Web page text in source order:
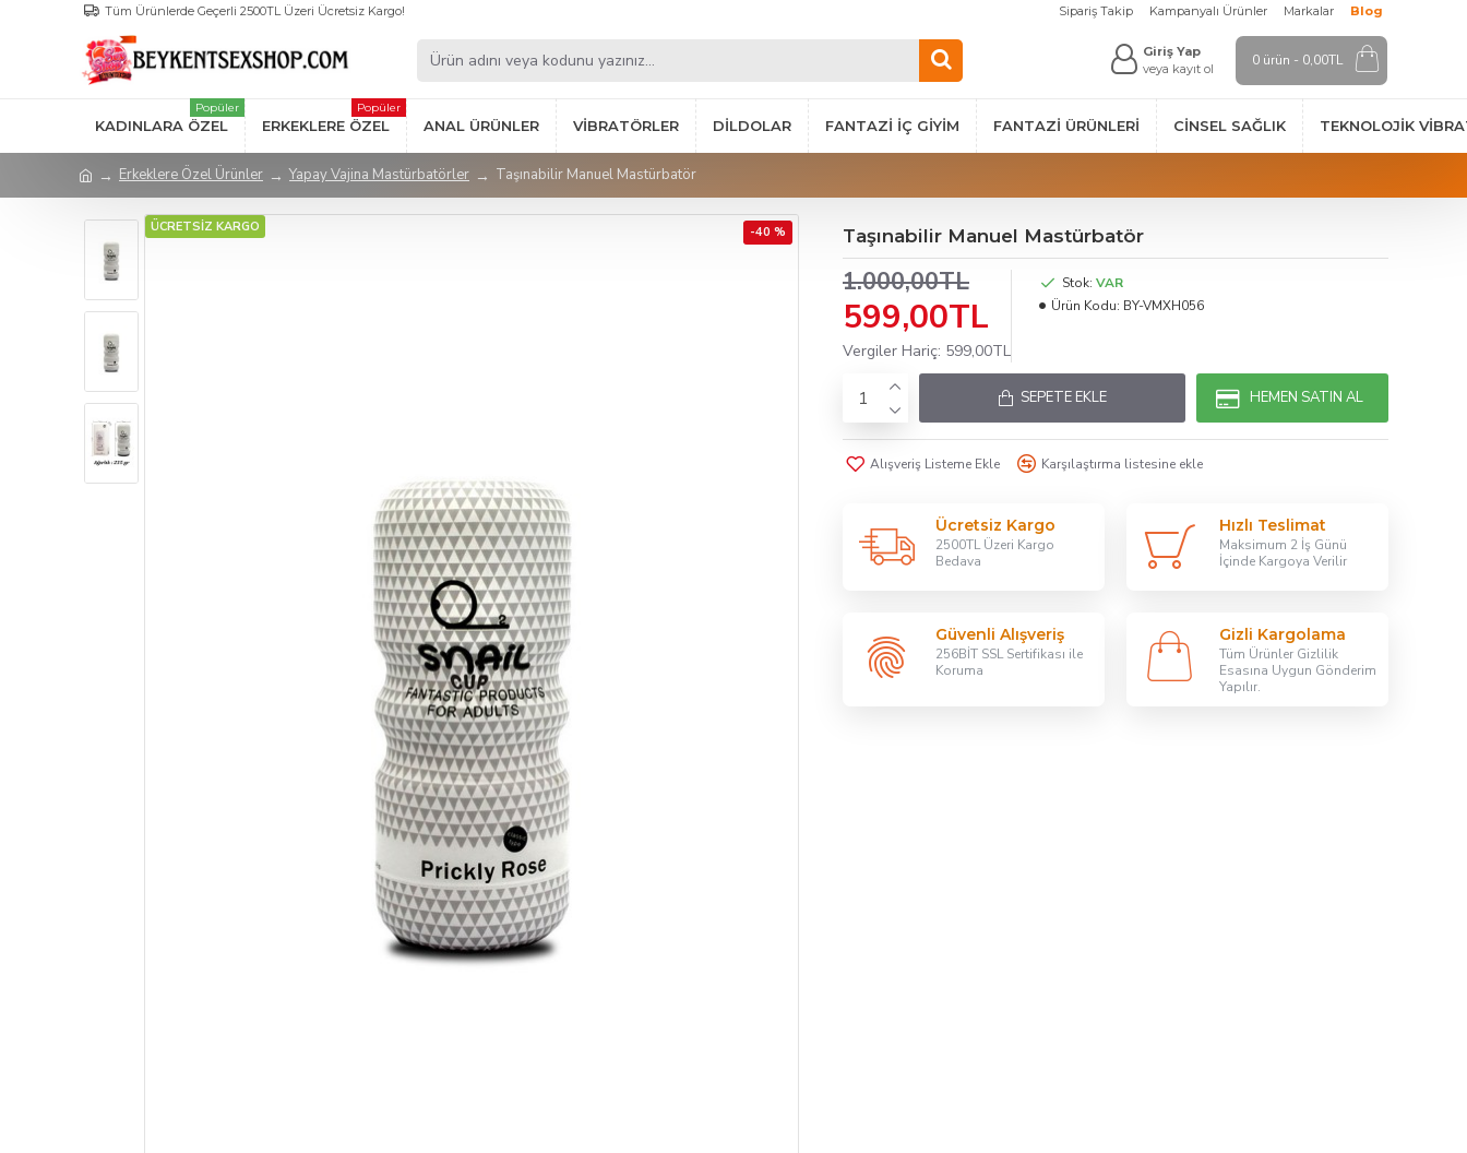
Tüm Ürünlerde Geçerli 2500TL Üzeri Ücretsiz Kargo! Sipariş Takip Kampanyalı Ürünler Markalar Blog
Giriş Yap
veya kayıt ol
0 ürün - 0,00TL
KADINLARA ÖZEL
Popüler
ERKEKLERE ÖZEL
Popüler
ANAL ÜRÜNLER VIBRATÖRLER DILDOLAR FANTAZI İÇ GIYIM FANTAZI ÜRÜNLERI CINSEL SAĞLIK TEKNOLOJIK
Erkeklere Özel Ürünler Yapay Vajina Mastürbatörler Taşınabilir Manuel Mastürbatör
ÜCRETSİZ KARGO -40 % Taşınabilir Manuel Mastürbatör
599,00TL
1.000,00TL
Vergiler Hariç: 599,00TL
Stok: VAR
Ürün Kodu: BY-VMXH056
SEPETE EKLE HEMEN SATIN AL
Alışveriş Listeme Ekle Karşılaştırma listesine ekle
Ücretsiz Kargo
2500TL Üzeri Kargo
Bedava
Hızlı Teslimat
Maksimum 2 İş Günü
İçinde Kargoya Verilir
Güvenli Alışveriş
256BİT SSL Sertifikası ile
Koruma
Gizli Kargolama
Tüm Ürünler Gizlilik
Esasına Uygun Gönderim
Yapılır.